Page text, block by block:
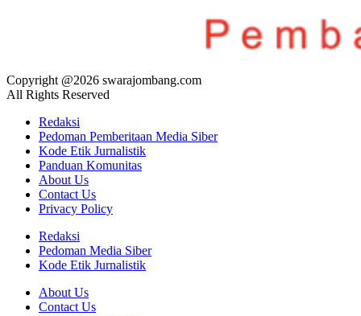
Copyright @2026 swarajombang.com
All Rights Reserved
Redaksi
Pedoman Pemberitaan Media Siber
Kode Etik Jurnalistik
Panduan Komunitas
About Us
Contact Us
Privacy Policy
Redaksi
Pedoman Media Siber
Kode Etik Jurnalistik
About Us
Contact Us